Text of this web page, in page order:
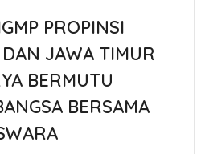
PROPINSI
JAWA TIMUR
BERMUTU
BERSAMA